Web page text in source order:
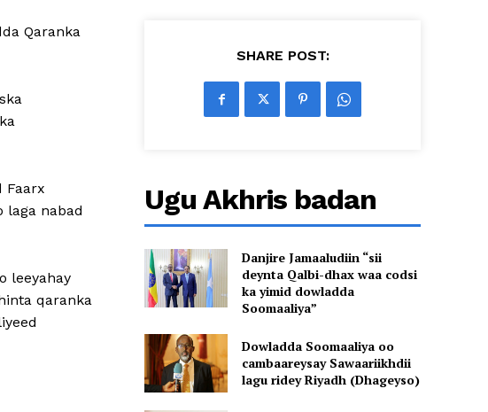
Qaranka
Faarx
laga nabad
leeyahay
qaranka
SHARE POST:
Ugu Akhris badan
Danjire Jamaaludiin “sii
deynta Qalbi-dhax waa codsi
ka yimid dowladda
Soomaaliya”
Dowladda Soomaaliya oo
cambaareysay Sawaariikhdii
lagu ridey Riyadh (Dhageyso)